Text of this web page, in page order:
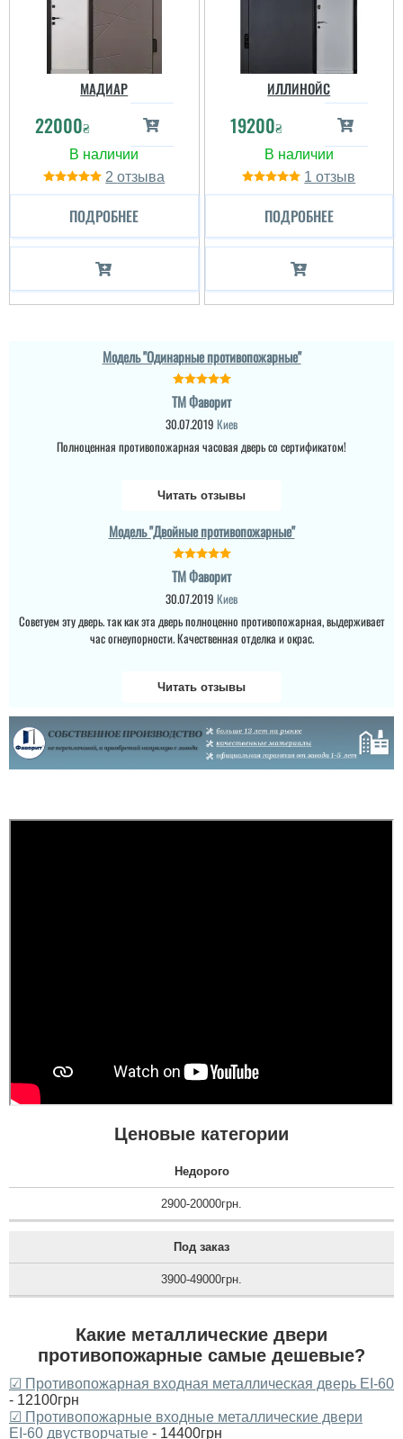
МАДИАР
22000₴
2
ПОДРОБНЕЕ
ИЛЛИНОЙС
19200₴
1
ПОДРОБНЕЕ
Модель "Одинарные противопожарные"
ТМ Фаворит
30.07.2019 Киев
Полноценная противопожарная часовая дверь со сертификатом!
Читать отзывы
Модель "Двойные противопожарные"
ТМ Фаворит
30.07.2019 Киев
Советуем эту дверь. так как эта дверь полноценно противопожарная, выдерживает
час огнеупорности. Качественная отделка и окрас.
Читать отзывы
Ценовые категории
Недорого
2900-20000грн.
Под заказ
3900-49000грн.
Какие металлические двери
противопожарные самые дешевые?
☑ Противопожарная входная металлическая дверь ЕI-60
- 12100грн
☑ Противопожарные входные металлические двери
ЕІ-60 двустворчатые - 14400грн